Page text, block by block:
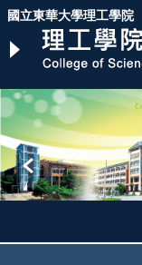
跳
主
內
國立東華大學理工學院